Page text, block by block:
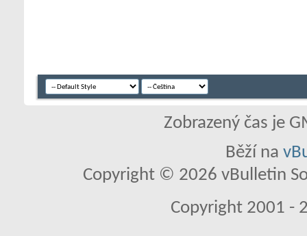
Zobrazený čas je
Běží na
Copyright © 2026 vBulletin
Copyright 2001 -